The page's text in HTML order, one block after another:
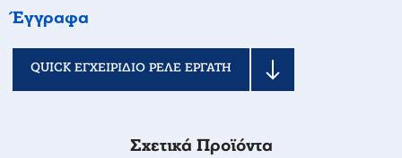
Έγγραφα
QUICK ΕΓΧΕΙΡΙΔΙΟ ΡΕΛΕ ΕΡΓΑΤΗ
Σχετικά Προϊόντα